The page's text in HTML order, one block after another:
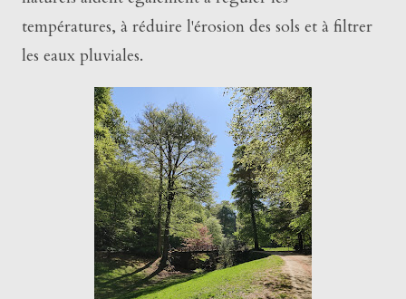
températures, à réduire l'érosion des sols et à filtrer
les eaux pluviales.